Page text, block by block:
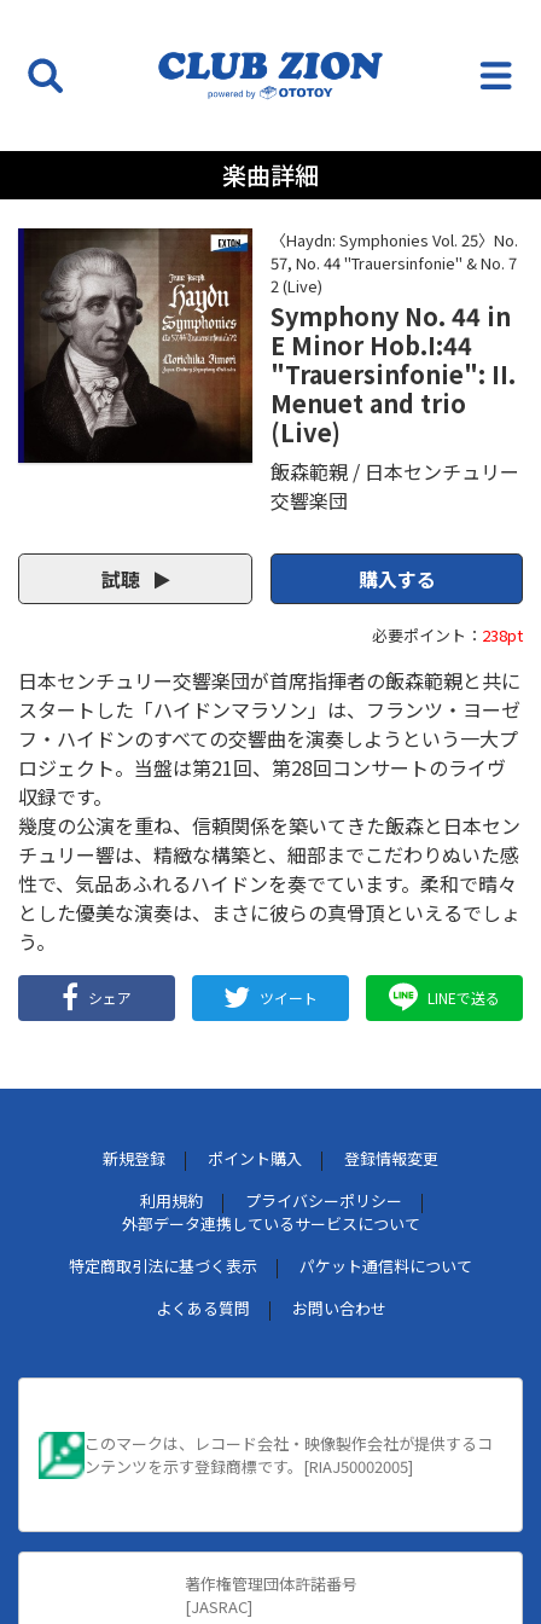
楽曲詳細
〈Haydn: Symphonies Vol. 25〉No.
57, No. 44 "Trauersinfonie" & No. 7
2 (Live)
Symphony No. 44 in
E Minor Hob.I:44
"Trauersinfonie": II.
Menuet and trio
(Live)
飯森範親
日本センチュリー
交響楽団
試聴 購入する
必要ポイント： 238pt
日本センチュリー交響楽団が首席指揮者の飯森範親と共に
スタートした「ハイドンマラソン」は、フランツ・ヨーゼ
フ・ハイドンのすべての交響曲を演奏しようという一大プ
ロジェクト。当盤は第21回、第28回コンサートのライヴ
収録です。
幾度の公演を重ね、信頼関係を築いてきた飯森と日本セン
チュリー響は、精緻な構築と、細部までこだわりぬいた感
性で、気品あふれるハイドンを奏でています。柔和で晴々
とした優美な演奏は、まさに彼らの真骨頂といえるでしょ
う。
シェア ツイート LINEで送る
新規登録 ポイント購入
登録情報変更
利用規約
プライバシーポリシー
外部データ連携しているサービスについて
特定商取引法に基づく表示
パケット通信料について
よくある質問
お問い合わせ
このマークは、レコード会社・映像製作会社が提供するコ
ンテンツを示す登録商標です。[RIAJ50002005]
著作権管理団体許諾番号
[JASRAC]